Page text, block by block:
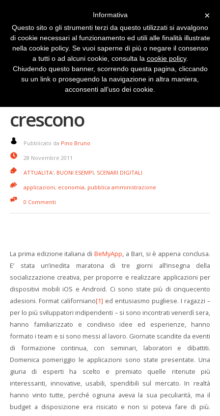
BeMyApp piccoli geni
crescono
Pubblicato da Pino Bruno
28 Novembre 2011
ATTUALITA', BUONI ESEMPI, SCENARI DIGITALI
applicazioni, economia, pubblica amministrazione
0 Commenti
La prima edizione italiana diBeMyApp, a Bari, si è appena conclusa.
E’ stata un’inedita maratona di tre giorni all’insegna della
socializzazione creativa, per proporre e realizzare applicazioni per
dispositivi mobili iOS e Android. Ci sono state più di cinquecento
adesioni. Format californiano[1] ed entusiasmo pugliese. I ragazzi –
per lo più sviluppatori indipendenti – si sono incontrati venerdì sera,
hanno familiarizzato e condiviso idee ed esperienze, hanno
formato i team e si sono messi al lavoro. Giornate scandite da eventi
di formazione continua, con seminari, laboratori e dibattiti.
Domenica pomeriggio le applicazioni sono state presentate. Una
giuria di esperti ha scelto e premiato quelle ritenute più
interessanti, innovative, usabili, spendibili sul mercato. In realtà
hanno vinto tutte, perché ognuna aveva la sua peculiarità, ma il
budget a disposizione era risicato e non si poteva fare di più.
×
Informativa
Questo sito o gli strumenti terzi da questo utilizzati si avvalgono
di cookie necessari al funzionamento ed utili alle finalità illustrate
nella cookie policy. Se vuoi saperne di più o negare il consenso
a tutti o ad alcuni cookie, consulta la cookie policy.
Chiudendo questo banner, scorrendo questa pagina, cliccando
su un link o proseguendo la navigazione in altra maniera,
acconsenti all’uso dei cookie.